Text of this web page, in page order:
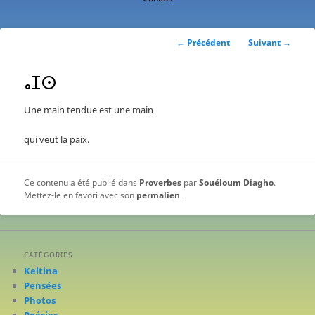
Navigation
← Précédent Suivant →
ⴰⵊⵙ
Une main tendue est une main
qui veut la paix.
Ce contenu a été publié dans Proverbes parSouéloum Diagho.
Mettez-le en favori avec son permalien.
CATÉGORIES
Keltina
Pensées
Photos